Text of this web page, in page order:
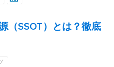
（SSOT）とは？徹底